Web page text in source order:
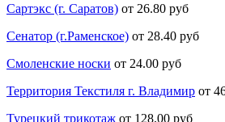
Сартэкс (г. Саратов) от 26.80 руб
Сенатор (г.Раменское) от 28.40 руб
Смоленские носки от 24.00 руб
Территория Текстиля г. Владимир от
Турецкий трикотаж от 128.00 руб